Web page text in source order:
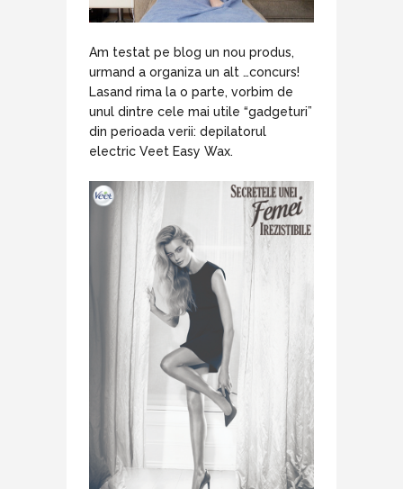
Am testat pe blog un nou produs,
urmand a organiza un alt …concurs!
Lasand rima la o parte, vorbim de
unul dintre cele mai utile “gadgeturi”
din perioada verii: depilatorul
electric Veet Easy Wax.